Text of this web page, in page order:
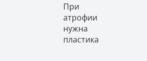
При
атрофии
нужна
пластика